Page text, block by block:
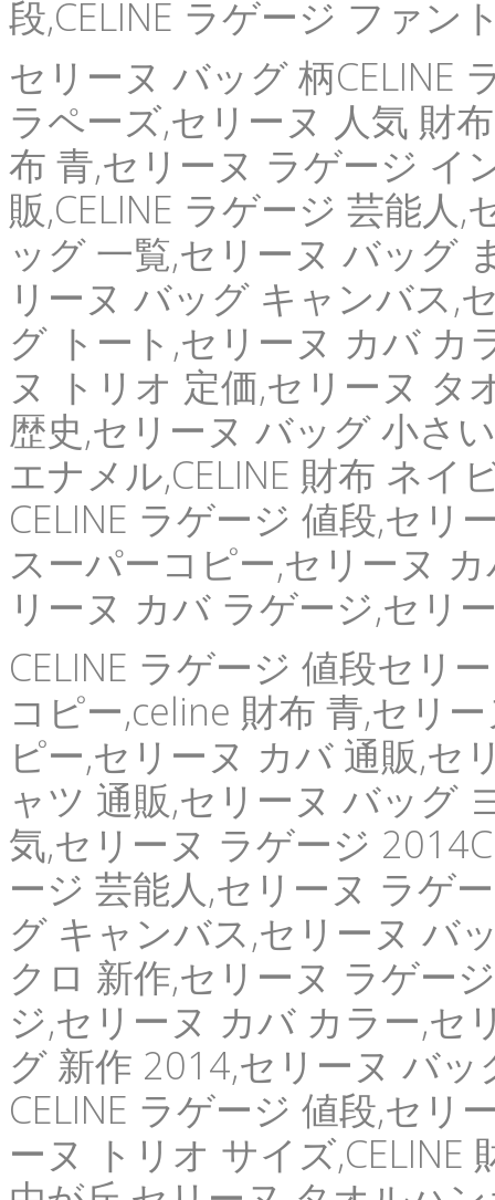
段,CELINE ラゲージ ファン
セリーヌ バッグ 柄CELINE
ラペーズ,セリーヌ 人気 財
布 青,セリーヌ ラゲージ イ
販,CELINE ラゲージ 芸能人
ッグ 一覧,セリーヌ バッグ
リーヌ バッグ キャンバス,
グ トート,セリーヌ カバ カ
ヌ トリオ 定価,セリーヌ タ
歴史,セリーヌ バッグ 小さ
エナメル,CELINE 財布 ネイ
CELINE ラゲージ 値段,セ
スーパーコピー,セリーヌ
リーヌ カバ ラゲージ,セリ
CELINE ラゲージ 値段セリ
コピー,celine 財布 青,セリ
ピー,セリーヌ カバ 通販,セ
ャツ 通販,セリーヌ バッグ
気,セリーヌ ラゲージ
ージ 芸能人,セリーヌ ラゲ
グ キャンバス,セリーヌ バ
クロ 新作,セリーヌ ラゲー
ジ,セリーヌ カバ カラー,セ
グ 新作 2014,セリーヌ バ
CELINE ラゲージ 値段,セ
ーヌ トリオ サイズ